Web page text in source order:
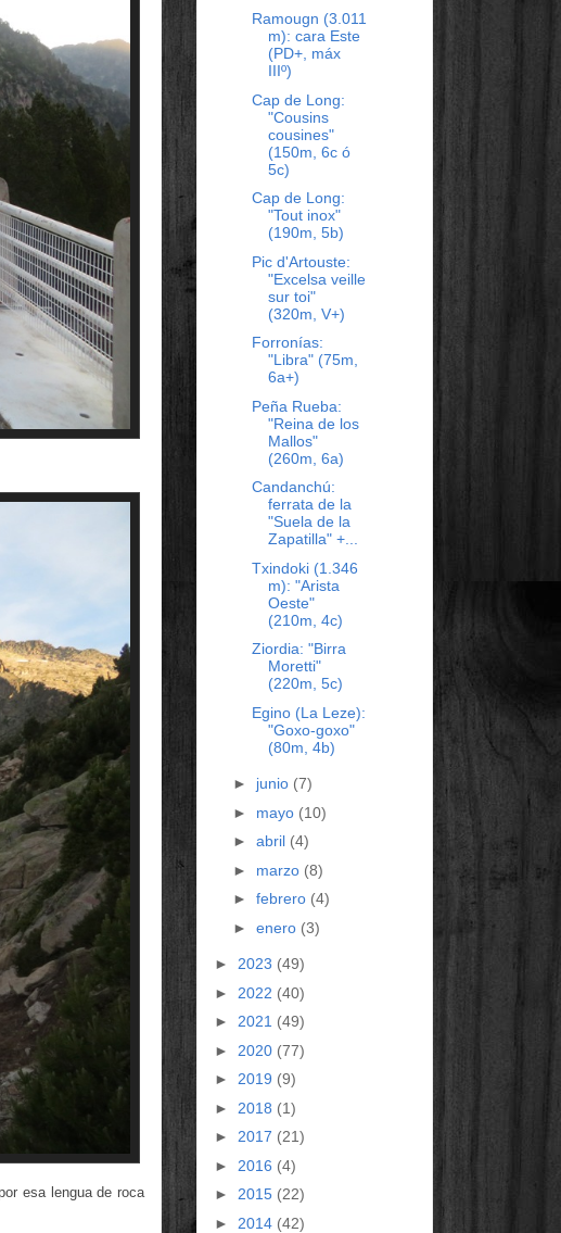
esa lengua de roca
Ramougn (3.011
m): cara Este
(PD+, máx
IIIº)
Cap de Long:
"Cousins
cousines"
(150m, 6c ó
5c)
Cap de Long:
"Tout inox"
(190m, 5b)
Pic d'Artouste:
"Excelsa veille
sur toi"
(320m, V+)
Forronías:
"Libra" (75m,
6a+)
Peña Rueba:
"Reina de los
Mallos"
(260m, 6a)
Candanchú:
ferrata de la
"Suela de la
Zapatilla" +...
Txindoki (1.346
m): "Arista
Oeste"
(210m, 4c)
Ziordia: "Birra
Moretti"
(220m, 5c)
Egino (La Leze):
"Goxo-goxo"
(80m, 4b)
► junio (7)
► mayo (10)
► abril (4)
► marzo (8)
► febrero (4)
► enero (3)
► 2023 (49)
► 2022 (40)
► 2021 (49)
► 2020 (77)
► 2019 (9)
► 2018 (1)
► 2017 (21)
► 2016 (4)
► 2015 (22)
► 2014 (42)